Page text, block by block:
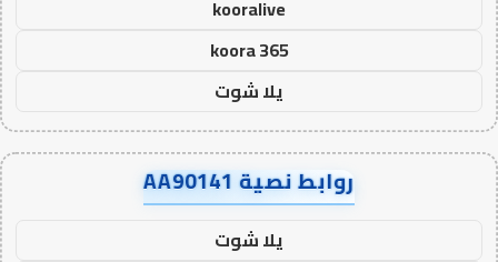
kooralive
koora 365
يلا شوت
روابط نصية AA90141
يلا شوت